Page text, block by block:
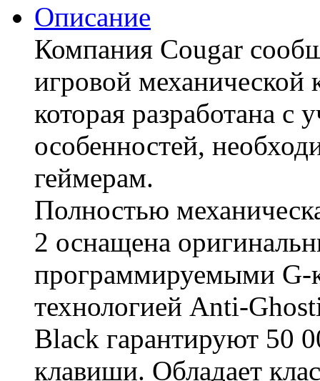
Описание
Компания Cougar
игровой механической
которая разработана с
особенностей,
геймерам.
Полностью
2 оснащена
программируемыми G-
технологией Anti-
Black гарантируют 50
клавиши. Обладает